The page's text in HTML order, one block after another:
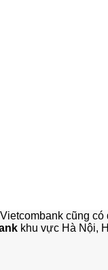
cũng có
khu vực Hà Nội,